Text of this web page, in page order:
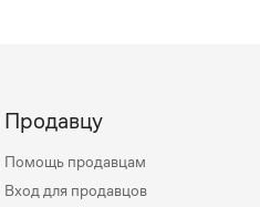
Продавцу
Помощь продавцам
Вход для продавцов